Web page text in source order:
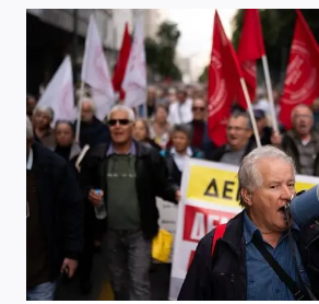
VOOR
VERMEENDE
ONEERLIJKE
BAGAGEPRIJSSTELLING
OP
BOEKINGSPLATFORMS